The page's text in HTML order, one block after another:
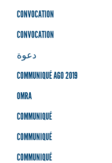
CONVOCATION
CONVOCATION
دعوة
COMMUNIQUÉ AGO 2019
OMRA
COMMUNIQUÉ
COMMUNIQUÉ
COMMUNIQUÉ